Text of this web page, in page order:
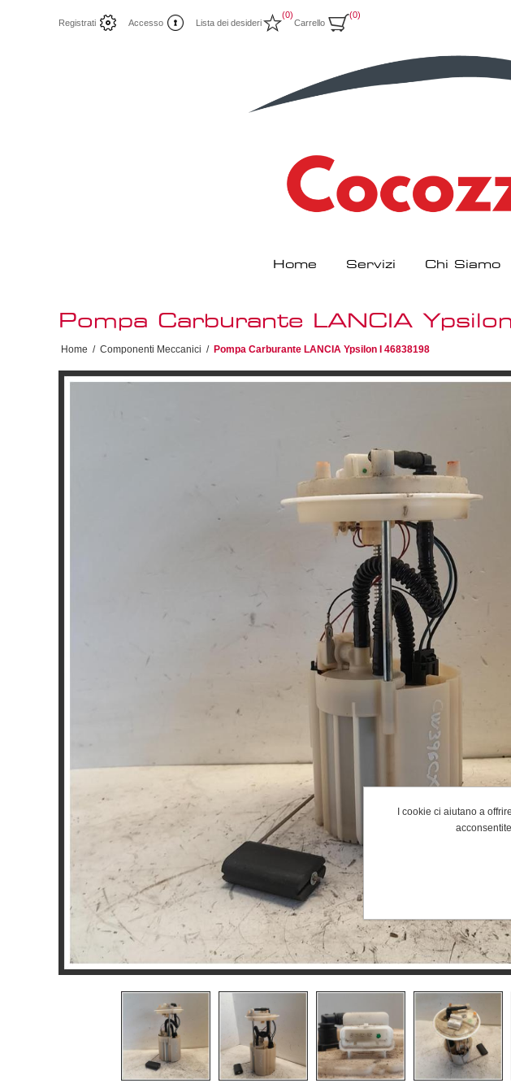
Registrati Accesso Lista dei desideri
(0)
Carrello
(0)
Home Servizi Chi Siamo
Pompa Carburante LANCIA
Home / Componenti Meccanici / Pompa Carburante LANCIA Ypsilon I 46838198
I cookie ci aiutano a